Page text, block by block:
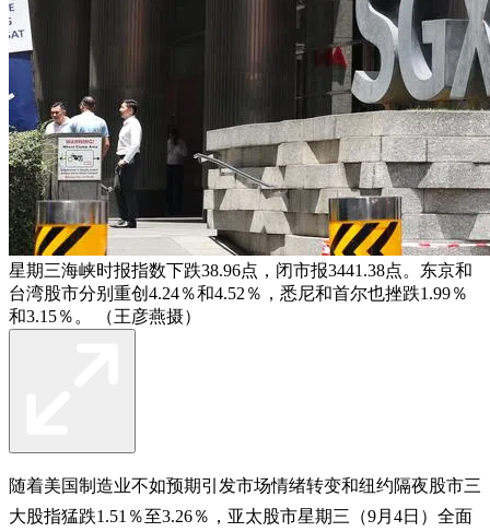
星期三海峡时报指数下跌38.96点，闭市报3441.38点。东京和
台湾股市分别重创4.24％和4.52％，悉尼和首尔也挫跌1.99％
和3.15％。 （王彦燕摄）
随着美国制造业不如预期引发市场情绪转变和纽约隔夜股市三
大股指猛跌1.51％至3.26％，亚太股市星期三（9月4日）全面